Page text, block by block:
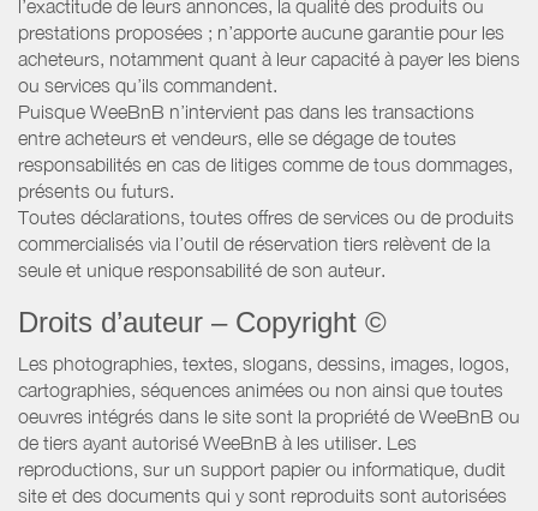
l’exactitude de leurs annonces, la qualité des produits ou
prestations proposées ; n’apporte aucune garantie pour les
acheteurs, notamment quant à leur capacité à payer les biens
ou services qu’ils commandent.
Puisque WeeBnB n’intervient pas dans les transactions
entre acheteurs et vendeurs, elle se dégage de toutes
responsabilités en cas de litiges comme de tous dommages,
présents ou futurs.
Toutes déclarations, toutes offres de services ou de produits
commercialisés via l’outil de réservation tiers relèvent de la
seule et unique responsabilité de son auteur.
Droits d’auteur – Copyright ©
Les photographies, textes, slogans, dessins, images, logos,
cartographies, séquences animées ou non ainsi que toutes
oeuvres intégrés dans le site sont la propriété de WeeBnB ou
de tiers ayant autorisé WeeBnB à les utiliser. Les
reproductions, sur un support papier ou informatique, dudit
site et des documents qui y sont reproduits sont autorisées